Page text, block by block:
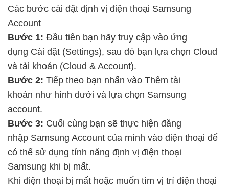
Các bước cài đặt định vị điện thoại Samsung
Account
Bước 1: Đầu tiên bạn hãy truy cập vào ứng
dụng Cài đặt (Settings), sau đó bạn lựa chọn Cloud
và tài khoản (Cloud & Account).
Bước 2: Tiếp theo bạn nhấn vào Thêm tài
khoản như hình dưới và lựa chọn Samsung
account.
Bước 3: Cuối cùng bạn sẽ thực hiện đăng
nhập Samsung Account của mình vào điện thoại để
có thể sử dụng tính năng định vị điện thoại
Samsung khi bị mất.
Khi điện thoại bị mất hoặc muốn tìm vị trí điện thoại